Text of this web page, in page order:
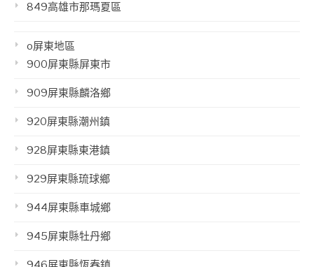
849高雄市那瑪夏區
o屏東地區
900屏東縣屏東市
909屏東縣麟洛鄉
920屏東縣潮州鎮
928屏東縣東港鎮
929屏東縣琉球鄉
944屏東縣車城鄉
945屏東縣牡丹鄉